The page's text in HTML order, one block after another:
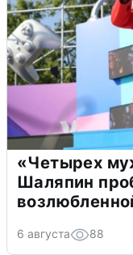
«Четырех
Шаляпин
6 августа 88